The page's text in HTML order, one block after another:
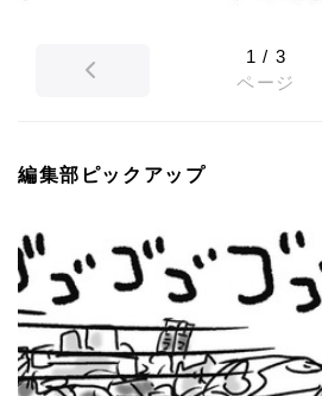
1 / 3
ページ
編集部ピックアップ